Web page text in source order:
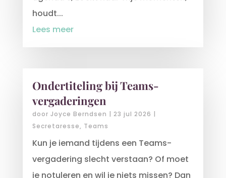
houdt...
Lees meer
Ondertiteling bij Teams-
vergaderingen
door Joyce Berndsen | 23 jul 2026 |
Secretaresse, Teams
Kun je iemand tijdens een Teams-
vergadering slecht verstaan? Of moet
je notuleren en wil je niets missen? Dan